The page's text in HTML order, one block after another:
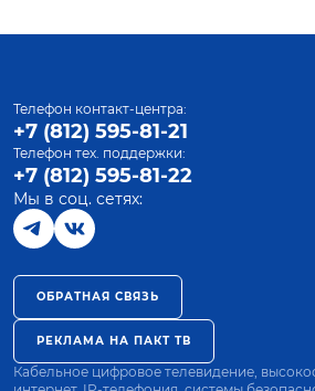
Телефон контакт-центра:
+7 (812) 595-81-21
Телефон тех. поддержки:
+7 (812) 595-81-22
Мы в соц. сетях:
ОБРАТНАЯ СВЯЗЬ
РЕКЛАМА НА ПАКТ ТВ
Кабельное цифровое телевидение,